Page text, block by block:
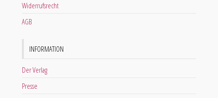
Widerrufsrecht
AGB
INFORMATION
Der Verlag
Presse